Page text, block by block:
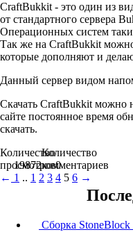
CraftBukkit - это один из
от стандартного сервера
Операционных систем
Так же на CraftBukkit
которые дополняют и
Данный сервер видом
Скачать CraftBukkit можно
сайте постоянное время
скачать.
Количество
просмотров
19872
Количество
комментариев
0
← 1 .. 1 2 3 4 5 6 →
Сборка StoneBlock